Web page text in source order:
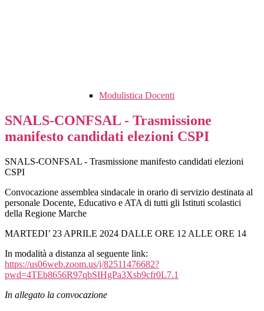
Modulistica Docenti
SNALS-CONFSAL - Trasmissione
manifesto candidati elezioni CSPI
SNALS-CONFSAL - Trasmissione manifesto candidati elezioni
CSPI
Convocazione assemblea sindacale in orario di servizio destinata al
personale Docente, Educativo e ATA di tutti gli Istituti scolastici
della Regione Marche
MARTEDI’ 23 APRILE 2024 DALLE ORE 12 ALLE ORE 14
In modalità a distanza al seguente link:
https://us06web.zoom.us/j/82511476682?
pwd=4TEb8656R97qbSIHgPa3Xsb9cfr0L7.1
In allegato la convocazione